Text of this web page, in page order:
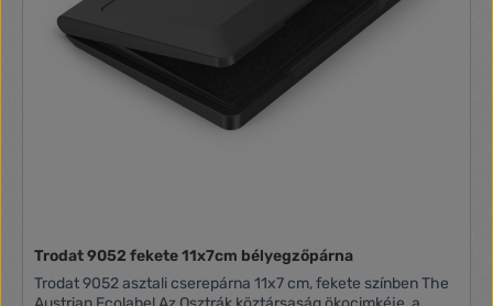
Trodat 9052 fekete 11x7cm bélyegzőpárna
Trodat 9052 asztali cserepárna 11x7 cm, fekete színben The